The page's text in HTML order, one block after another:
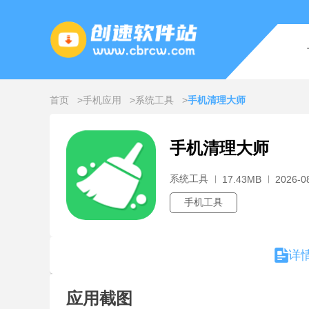
首页 手机应用 系统工具 手机清理大师
手机清理大师
系统工具 17.43MB 2026-
手机工具
详
应用截图